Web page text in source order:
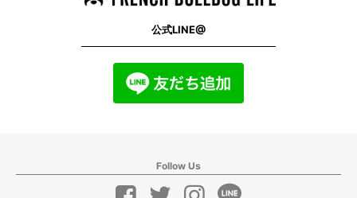
公式LINE@
Follow Us